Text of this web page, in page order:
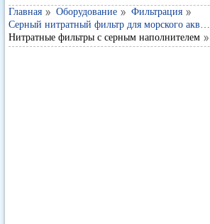
Главная Оборудование
Фильтрация
Серный нитратный фильтр для морского акв…
Нитратные фильтры с серным наполнителем